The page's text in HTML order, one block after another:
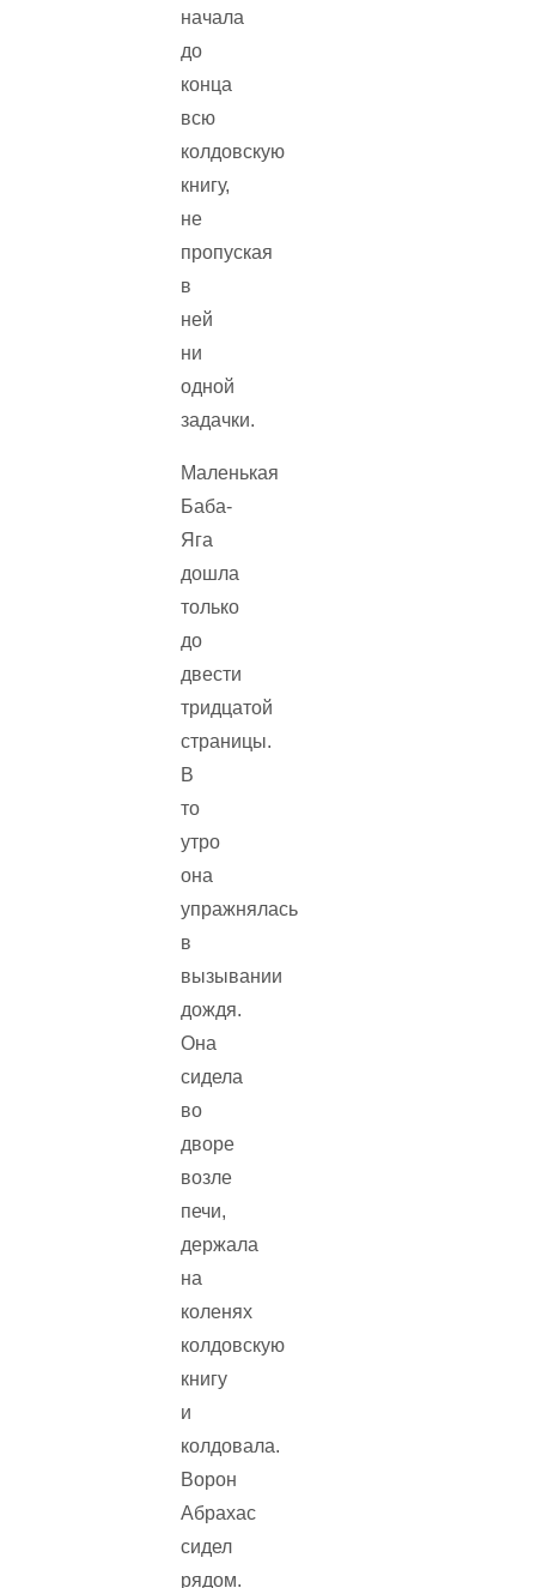
начала
до
конца
всю
колдовскую
книгу,
не
пропуская
в
ней
ни
одной
задачки.
Маленькая
Баба-
Яга
дошла
только
до
двести
тридцатой
страницы.
В
то
утро
она
упражнялась
в
вызывании
дождя.
Она
сидела
во
дворе
возле
печи,
держала
на
коленях
колдовскую
книгу
и
колдовала.
Ворон
Абрахас
сидел
рядом.